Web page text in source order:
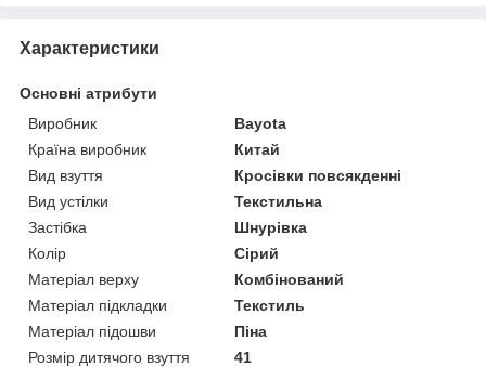
Характеристики
Основні атрибути
Виробник
Bayota
Країна виробник
Китай
Вид взуття
Кросівки повсякденні
Вид устілки
Текстильна
Застібка
Шнурівка
Колір
Сірий
Матеріал верху
Комбінований
Матеріал підкладки
Текстиль
Матеріал підошви
Піна
Розмір дитячого взуття
41